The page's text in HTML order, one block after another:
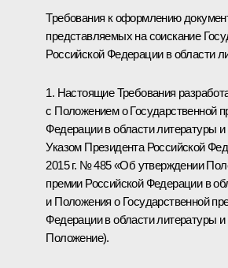
Требования к оформлению
представляемых на соискание
Российской Федерации в области
1. Настоящие Требования
с Положением о Государственной
Федерации в области литературы
Указом Президента Российской
2015 г. № 485 «Об утверждении
премии Российской Федерации в
и Положения о Государственной
Федерации в области литературы и
Положение).